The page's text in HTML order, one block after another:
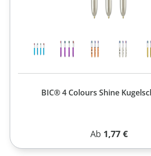
BIC® 4 Colours Shine
Regulärer Preis:
Ab 1,77 €